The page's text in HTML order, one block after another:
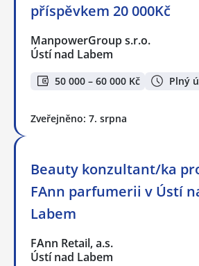
příspěvkem 20 000Kč
ManpowerGroup s.r.o.
Ústí nad Labem
50 000 – 60 000 Kč Plný
Zveřejněno: 7. srpna
Beauty konzultant/ka
FAnn parfumerii v Ústí
Labem
FAnn Retail, a.s.
Ústí nad Labem